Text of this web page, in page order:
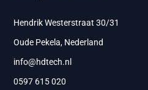
Hendrik Westerstraat 30/31
Oude Pekela, Nederland
info@hdtech.nl
0597 615 020